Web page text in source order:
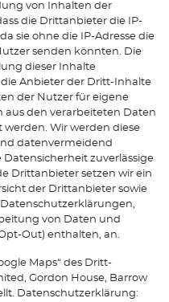
von Inhalten der
die Drittanbieter die IP-
sie ohne die IP-Adresse die
senden könnten. Die
dieser Inhalte
Anbieter der Dritt-Inhalte
der Nutzer für eigene
aus den verarbeiteten Daten
Wir werden diese
datenvermeidend
zuverlässige
Drittanbieter setzen wir ein
der Drittanbieter sowie
von Daten und
Out) enthalten, an.
Maps“ des Dritt-
Gordon House, Barrow
Datenschutzerklärung: